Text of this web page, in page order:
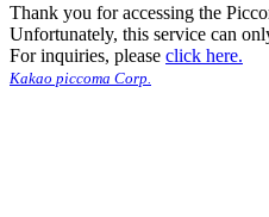
Thank you for accessing the
Unfortunately, this service can
For inquiries, please click here.
Kakao piccoma Corp.